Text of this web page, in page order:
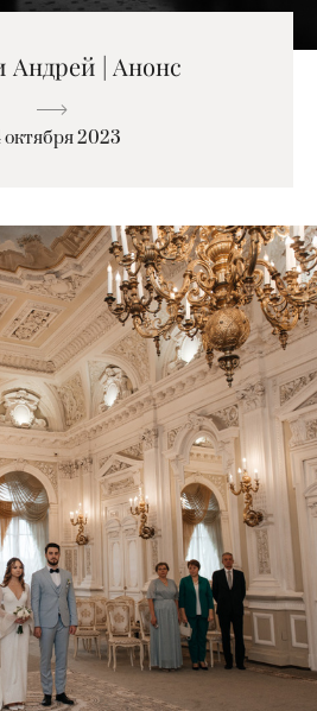
| Анонс
октября 2023